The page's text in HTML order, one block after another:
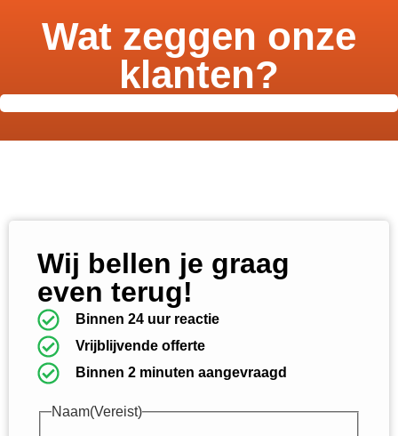
Wat zeggen onze
klanten?
Wij bellen je graag
even terug!
Binnen 24 uur reactie
Vrijblijvende offerte
Binnen 2 minuten aangevraagd
Naam(Vereist)